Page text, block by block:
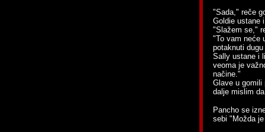
"Sada," reče
Goldie ustane
"Slažem se,"
"To vam neće
potaknuti
Sally ustane i
veoma je
načine."
Glave u gomili
dalje mislim
Pancho se
sebi "Možda